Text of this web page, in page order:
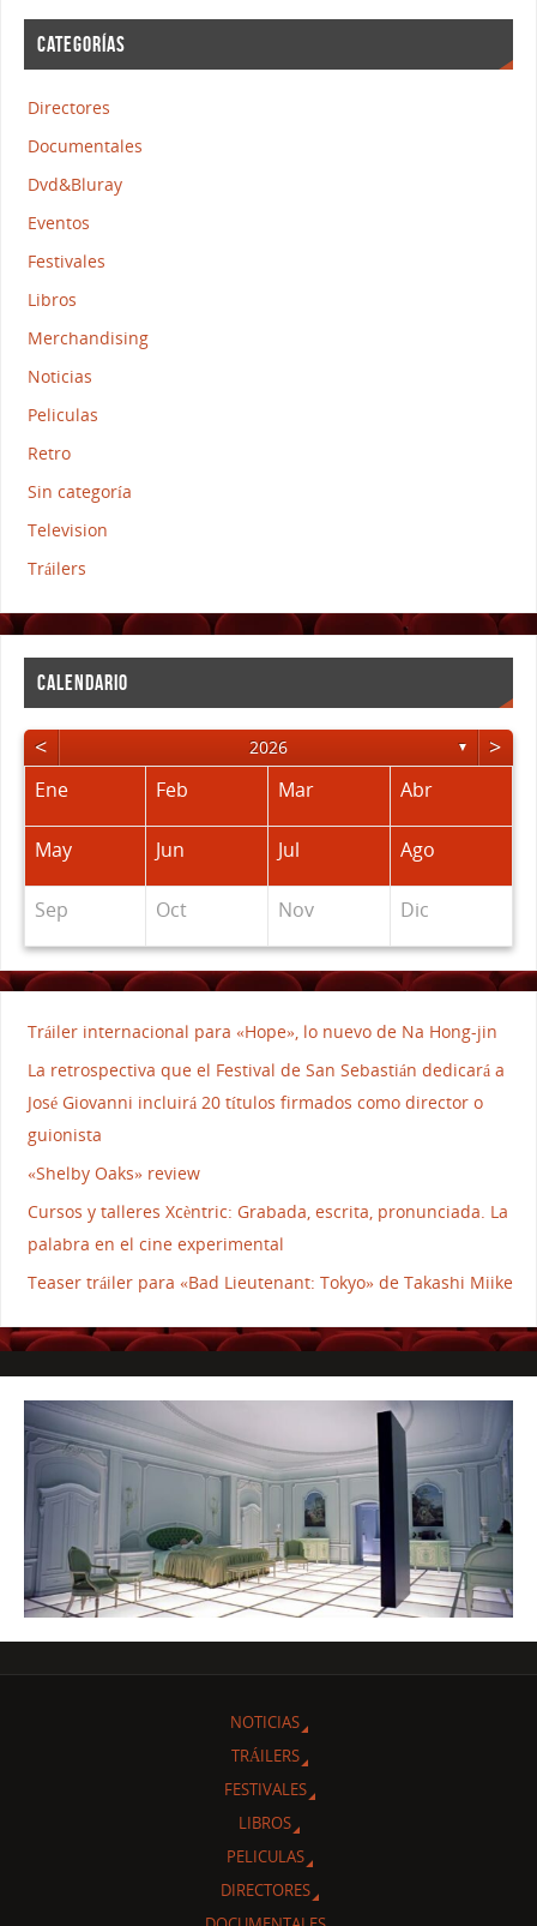
CATEGORÍAS
Directores
Documentales
Dvd&Bluray
Eventos
Festivales
Libros
Merchandising
Noticias
Peliculas
Retro
Sin categoría
Television
Tráilers
CALENDARIO
< 2026 ▼ >
Ene Feb Mar Abr
May Jun Jul Ago
Sep Oct Nov Dic
Tráiler internacional para «Hope», lo nuevo de Na Hong-jin
La retrospectiva que el Festival de San Sebastián dedicará a
José Giovanni incluirá 20 títulos firmados como director o
guionista
«Shelby Oaks» review
Cursos y talleres Xcèntric: Grabada, escrita, pronunciada. La
palabra en el cine experimental
Teaser tráiler para «Bad Lieutenant: Tokyo» de Takashi Miike
NOTICIAS
TRÁILERS
FESTIVALES
LIBROS
PELICULAS
DIRECTORES